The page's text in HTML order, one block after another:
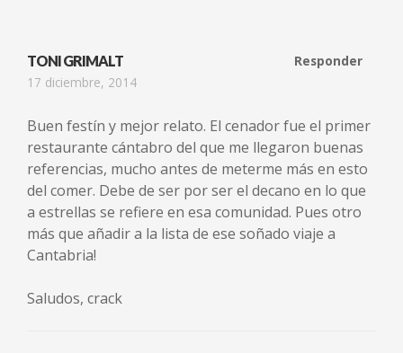
TONI GRIMALT
17 diciembre, 2014
Responder
Buen festín y mejor relato. El cenador fue el primer
restaurante cántabro del que me llegaron buenas
referencias, mucho antes de meterme más en esto
del comer. Debe de ser por ser el decano en lo que
a estrellas se refiere en esa comunidad. Pues otro
más que añadir a la lista de ese soñado viaje a
Cantabria!
Saludos, crack